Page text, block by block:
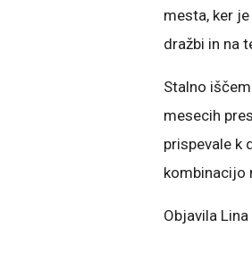
mesta, ker
dražbi in na
Stalno
mesecih
prispevale k
kombinacijo
Objavila